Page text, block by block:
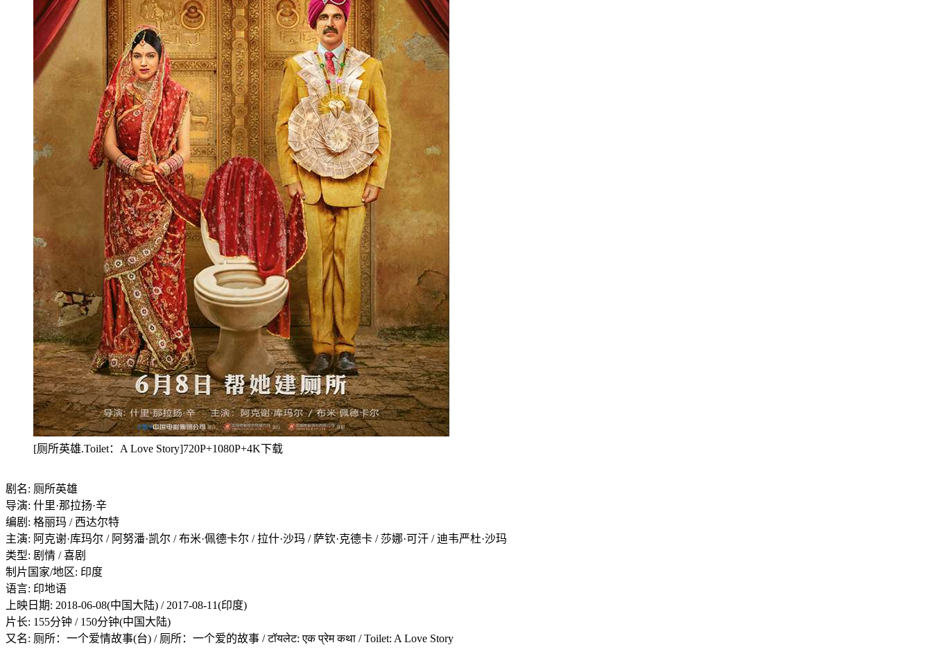
[厕所英雄.Toilet：A Love Story]720P+1080P+4K下载
剧名: 厕所英雄
导演: 什里·那拉扬·辛
编剧: 格丽玛 / 西达尔特
主演: 阿克谢·库玛尔 / 阿努潘·凯尔 / 布米·佩德卡尔 / 拉什·沙玛 / 萨钦·克德卡 / 莎娜·可汗 / 迪韦严杜·沙玛
类型: 剧情 / 喜剧
制片国家/地区: 印度
语言: 印地语
上映日期: 2018-06-08(中国大陆) / 2017-08-11(印度)
片长: 155分钟 / 150分钟(中国大陆)
又名: 厕所：一个爱情故事(台) / 厕所：一个爱的故事 / टॉयलेट: एक प्रेम कथा / Toilet: A Love Story